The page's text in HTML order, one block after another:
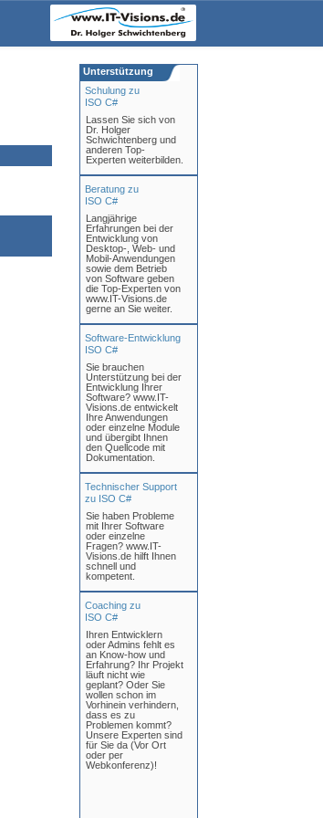
Schulung zu
ISO C#
Lassen Sie sich von
Dr. Holger
Schwichtenberg und
anderen Top-
Experten weiterbilden.
Beratung zu
ISO C#
Langjährige
Erfahrungen bei der
Entwicklung von
Desktop-, Web- und
Mobil-Anwendungen
sowie dem Betrieb
von Software geben
die Top-Experten von
www.IT-Visions.de
gerne an Sie weiter.
Software-Entwicklung
ISO C#
Sie brauchen
Unterstützung bei der
Entwicklung Ihrer
Software? www.IT-
Visions.de entwickelt
Ihre Anwendungen
oder einzelne Module
und übergibt Ihnen
den Quellcode mit
Dokumentation.
Technischer Support
zu ISO C#
Sie haben Probleme
mit Ihrer Software
oder einzelne
Fragen? www.IT-
Visions.de hilft Ihnen
schnell und
kompetent.
Coaching zu
ISO C#
Ihren Entwicklern
oder Admins fehlt es
an Know-how und
Erfahrung? Ihr Projekt
läuft nicht wie
geplant? Oder Sie
wollen schon im
Vorhinein verhindern,
dass es zu
Problemen kommt?
Unsere Experten sind
für Sie da (Vor Ort
oder per
Webkonferenz)!
Unterstützung